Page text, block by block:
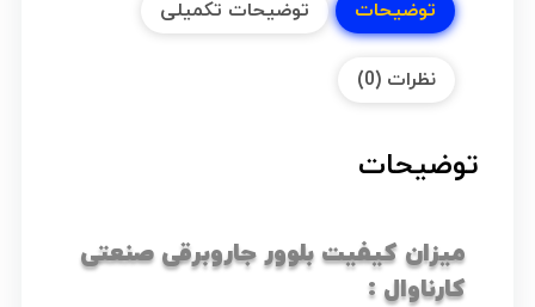
توضیحات توضیحات تکمیلی
نظرات (0)
توضیحات
میزان کیفیت بلوور جاروبرقی صنعتی
کارناوال :